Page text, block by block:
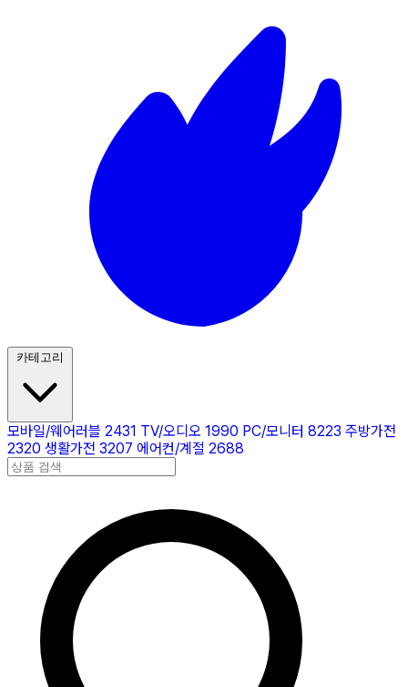
카테고리
모바일/웨어러블 2431 TV/오디오 1990 PC/모니터 8223 주방가전
2320 생활가전 3207 에어컨/계절 2688